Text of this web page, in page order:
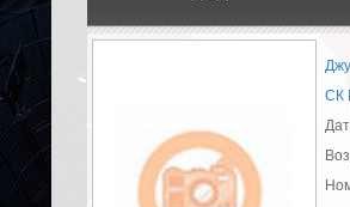
СК